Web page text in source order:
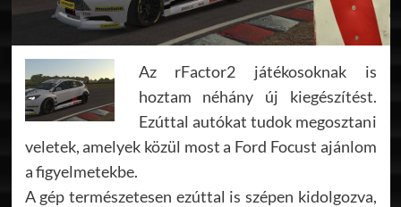
Az rFactor2 játékosoknak is
hoztam néhány új kiegészítést.
Ezúttal autókat tudok megosztani
veletek, amelyek közül most a Ford Focust ajánlom
a figyelmetekbe.
A gép természetesen ezúttal is szépen kidolgozva,